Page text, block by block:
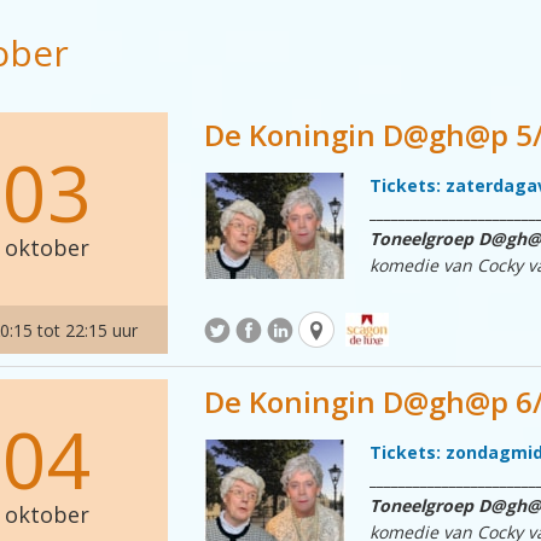
door Jan Hoedjes en
Entree: € 14,00
03
oktober
tot 22:15 uur
De Koningin D@gh@p
Tickets:
Toneelgroep
komedie van Cocky
september, naar Den
langs de route die de
passeren van de
uit het verleden, die
als
verschillend ze ook
door Jan Hoedjes en
04
oktober
De Koningin D@gh@p
Tickets:
Toneelgroep
komedie van Cocky